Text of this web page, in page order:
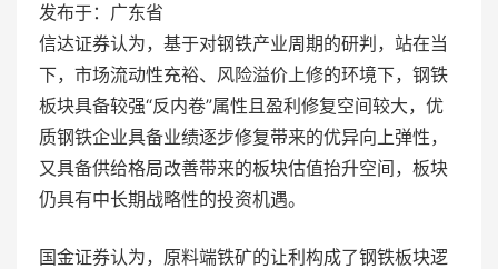
发布于： 广东省
信达证券认为，基于对钢铁产业周期的研判，站在当
下，市场流动性充裕、风险溢价上修的环境下，钢铁
板块具备较强“反内卷”属性且盈利修复空间较大，优
质钢铁企业具备业绩逐步修复带来的优异向上弹性，
又具备供给格局改善带来的板块估值抬升空间，板块
仍具有中长期战略性的投资机遇。
国金证券认为，原料端铁矿的让利构成了钢铁板块逻